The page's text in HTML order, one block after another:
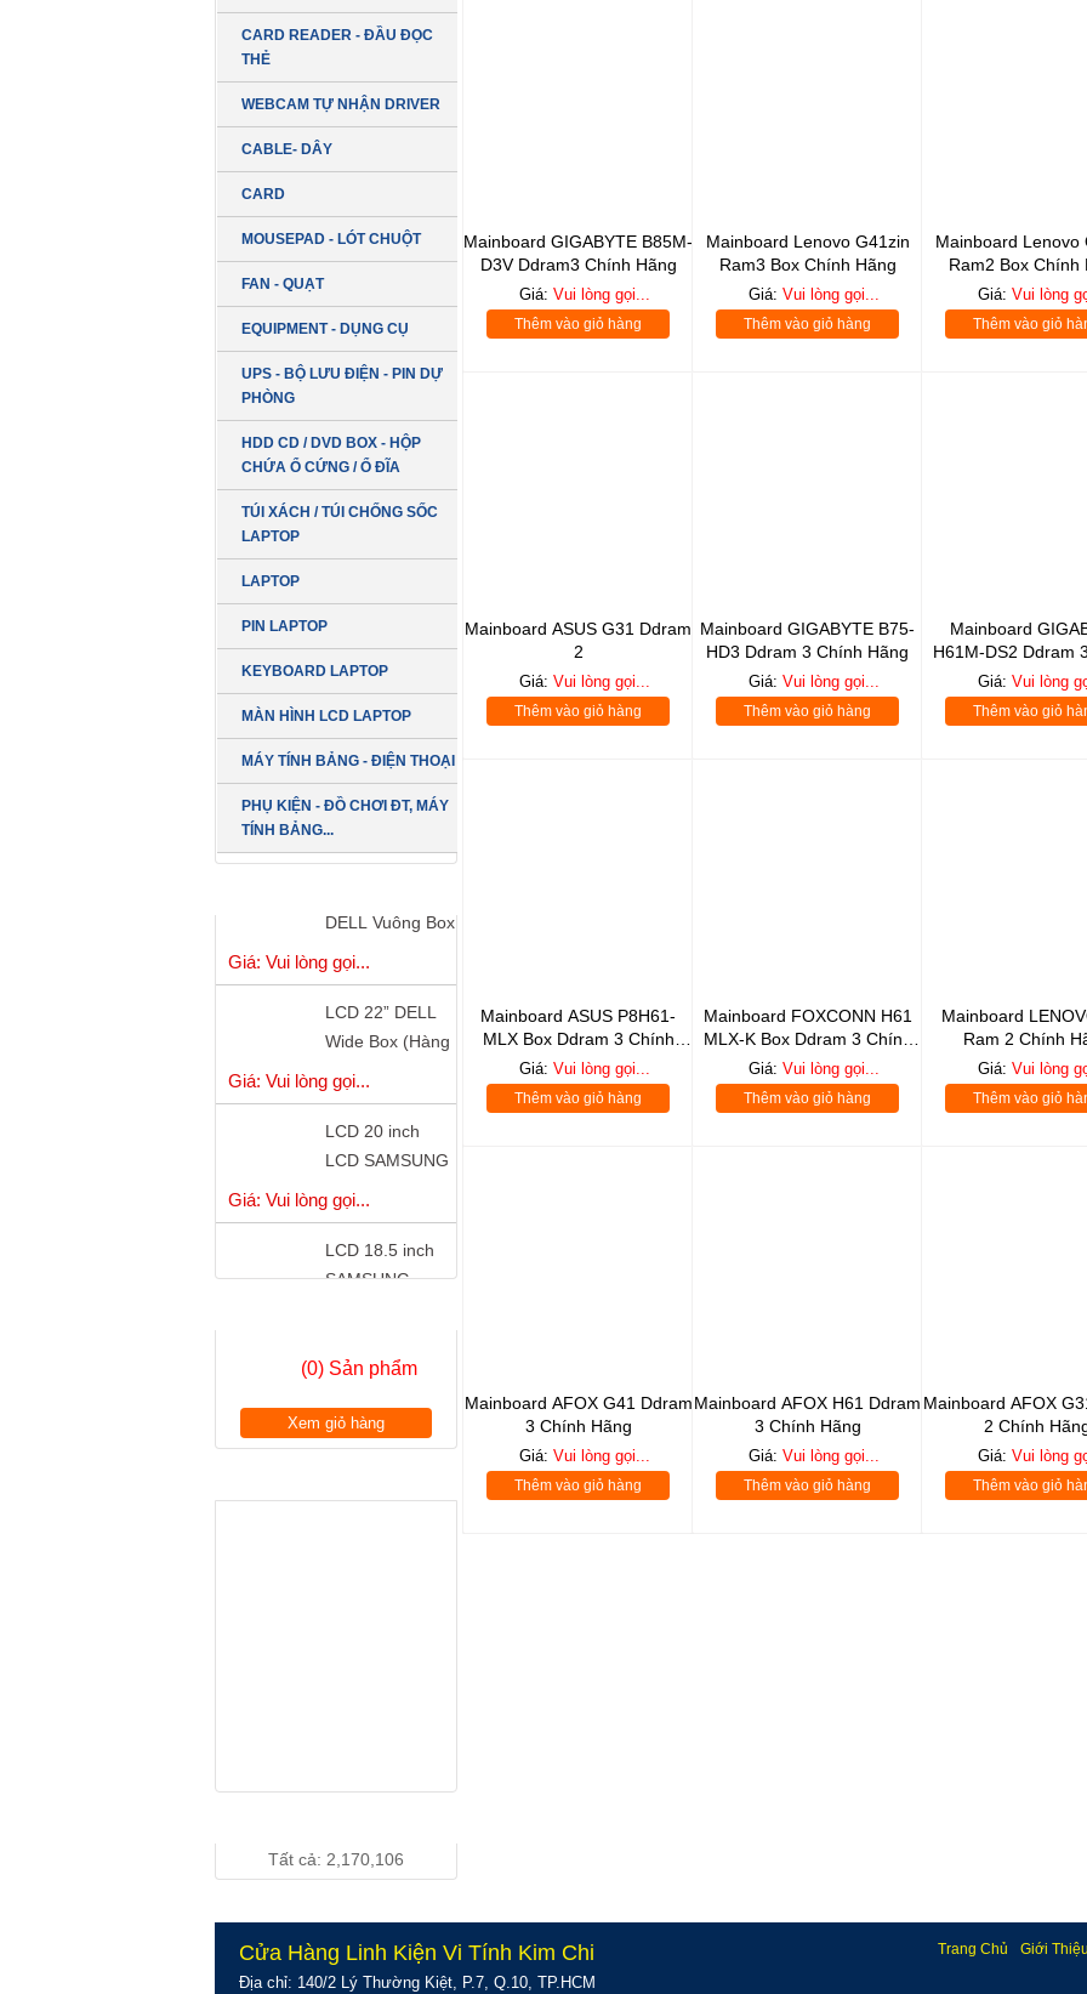
CARD READER - ĐẦU ĐỌC
THẺ
WEBCAM TỰ NHẬN DRIVER
CABLE- DÂY
CARD
MOUSEPAD - LÓT CHUỘT
FAN - QUẠT
EQUIPMENT - DỤNG CỤ
UPS - BỘ LƯU ĐIỆN - PIN DỰ
PHÒNG
HDD CD / DVD BOX - HỘP
CHỨA Ổ CỨNG / Ổ ĐĨA
TÚI XÁCH / TÚI CHỐNG SỐC
LAPTOP
LAPTOP
PIN LAPTOP
KEYBOARD LAPTOP
MÀN HÌNH LCD LAPTOP
MÁY TÍNH BẢNG - ĐIỆN THOẠI
PHỤ KIỆN - ĐỒ CHƠI ĐT, MÁY
TÍNH BẢNG...
LCD 19 inch
Giá: Vui lòng gọi...
LCD 22” DELL
Giá: Vui lòng gọi...
LCD 20 inch
Giá: Vui lòng gọi...
LCD 18.5 inch
Giá: Vui lòng gọi...
LG W1942 Wide
LCD 18.5”
D186wA Wide -
(0) Sản phẩm
Xem giỏ hàng
Tất cả: 2,170,106
Mainboard GIGABYTE B85M-
D3V Ddram3 Chính Hãng
Giá: Vui lòng gọi...
Thêm vào giỏ hàng
Mainboard Lenovo G41zin
Ram3 Box Chính Hãng
Giá: Vui lòng gọi...
Thêm vào giỏ hàng
Mainboard Lenovo
Ram2 Box Chính
Giá: Vui lòng
Thêm vào giỏ
Mainboard ASUS G31 Ddram
2
Giá: Vui lòng gọi...
Thêm vào giỏ hàng
Mainboard GIGABYTE B75-
HD3 Ddram 3 Chính Hãng
Giá: Vui lòng gọi...
Thêm vào giỏ hàng
Mainboard
H61M-DS2 Ddram 3
Hãng
Giá: Vui lòng
Thêm vào giỏ
Mainboard ASUS P8H61-
MLX Box Ddram 3 Chính
Hãng
Giá: Vui lòng gọi...
Thêm vào giỏ hàng
Mainboard FOXCONN H61
MLX-K Box Ddram 3 Chính
Hãng
Giá: Vui lòng gọi...
Thêm vào giỏ hàng
Mainboard
Ram 2 Chính
Giá: Vui lòng
Thêm vào giỏ
Mainboard AFOX G41 Ddram
3 Chính Hãng
Giá: Vui lòng gọi...
Thêm vào giỏ hàng
Mainboard AFOX H61 Ddram
3 Chính Hãng
Giá: Vui lòng gọi...
Thêm vào giỏ hàng
Mainboard AFOX
2 Chính
Giá: Vui lòng
Thêm vào giỏ
Cửa Hàng Linh Kiện Vi Tính Kim Chi
Địa chỉ: 140/2 Lý Thường Kiệt, P.7, Q.10, TP.HCM
Giới Thiệu
Trang Chủ